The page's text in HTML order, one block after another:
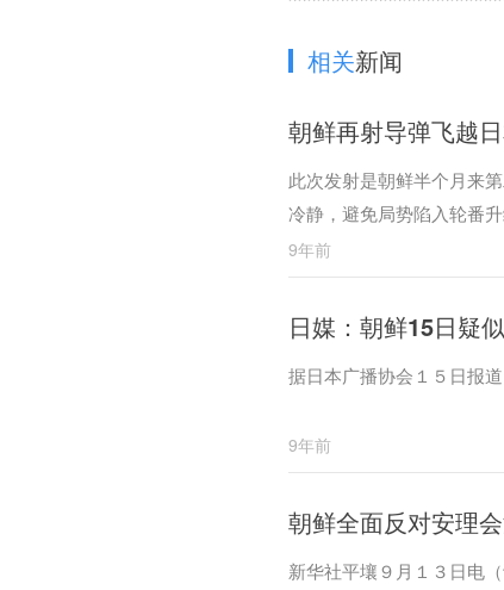
相关新闻
朝鲜再射导弹飞越
此次发射是朝鲜半个月来
冷静，避免局势陷入轮番升
9年前
日媒：朝鲜15日疑
据日本广播协会１５日报
9年前
朝鲜全面反对安理
新华社平壤９月１３日电